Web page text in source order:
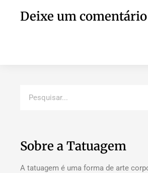
Deixe um comentário
Sobre a Tatuagem
A tatuagem é uma forma de arte